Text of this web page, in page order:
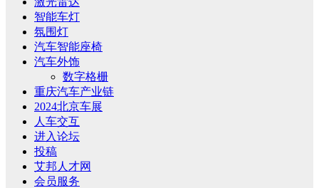
智能车灯
氛围灯
汽车智能座椅
汽车外饰
数字格栅
重庆汽车产业链
2024北京车展
人车交互
进入论坛
投稿
艾邦人才网
会员服务